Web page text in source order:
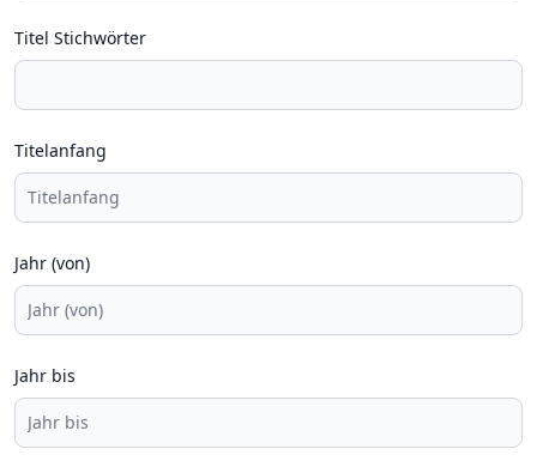
Titel Stichwörter
Titelanfang
Jahr (von)
Jahr bis